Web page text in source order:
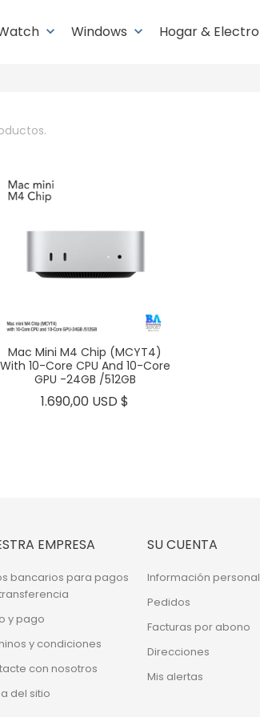
keyboard_arrow_down Windows keyboard_arrow_down Hogar & Electro
Mac Mini M4 Chip (MCYT4)
With 10-Core CPU And 10-Core
GPU -24GB /512GB
1.690,00 USD $
EMPRESA
bancarios para pagos
y pago
y condiciones
con nosotros
del sitio
SU CUENTA
Información personal
Pedidos
Facturas por abono
Direcciones
Mis alertas